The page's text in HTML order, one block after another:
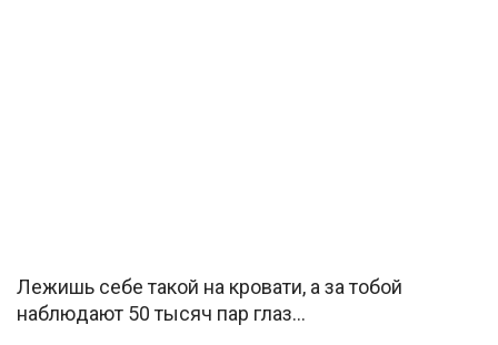
Лежишь себе такой на кровати, а за тобой
наблюдают 50 тысяч пар глаз…